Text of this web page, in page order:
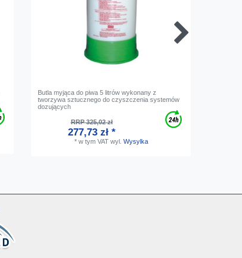
Butla myjąca do piwa 5 litrów wykonany z
tworzywa sztucznego do czyszczenia systemów
dozujących
RRP 325,02 zł
277,73 zł *
* w tym VATwyl. Wysylka